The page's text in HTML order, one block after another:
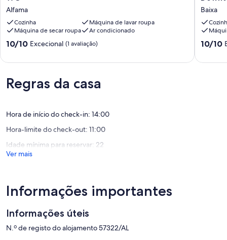
Centro
Lisboa
•
2
quartos
WC
Alfama
Alfama
Cozinha
Máquina de lavar roupa
Máquina de secar roupa
Ar condicionado
Pontuação
10.0
um
máximo
Excecional,
(1
avaliação)
10/10 Excecional (1 avaliação)
*
Lisbon
Baixa
Baixa
10.0
10/10
Regras da casa
Hora de início do check-in: 14:00
Hora-limite do check-out: 11:00
Idade mínima para reservar: 22
Ver mais
Informações importantes
Informações úteis
N.º de registo do alojamento 57322/AL